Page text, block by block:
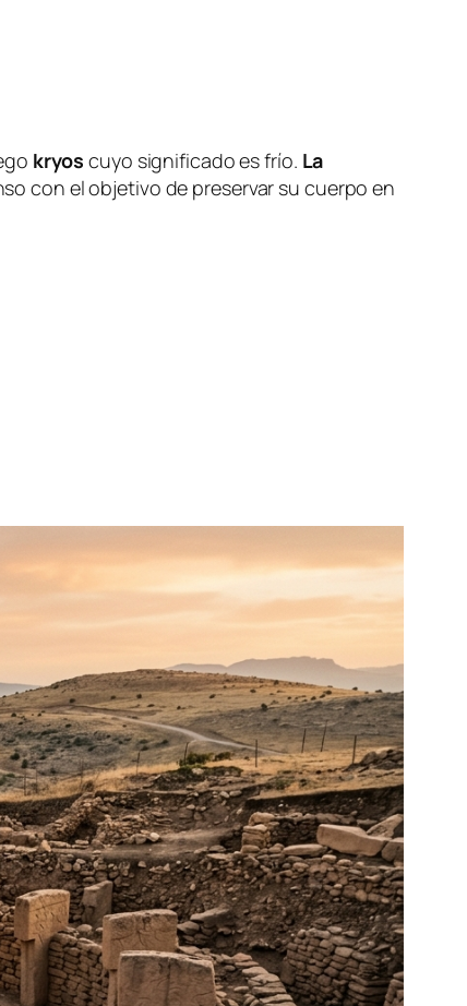
kryos cuyo significado es frío. La
con el objetivo de preservar su cuerpo en